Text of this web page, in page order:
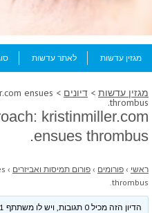
Skip to
מגזין עדשות
לאתר עדשות
מגזין עדשות > דיונים ensues
thrombus.
kristinmiller.com
ensues thrombus.
ראשי › פורומים › פורום תמיסות ואביזרים ›
thrombus.
הדיון הזה מכיל 0 תגובות, ויש לו משתתף 1, והוא עודכן לאחרונה ע״י